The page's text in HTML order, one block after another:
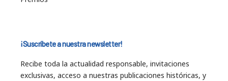
¡Suscríbete a nuestra newsletter!
Recibe toda la actualidad responsable, invitaciones
exclusivas, acceso a nuestras publicaciones históricas, y